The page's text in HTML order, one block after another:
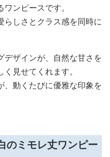
ンピースです。
らしさとクラス感を同時に
デザインが、自然な甘さを
見せてくれます。
、動くたびに優雅な印象を
のミモレ丈ワンピー